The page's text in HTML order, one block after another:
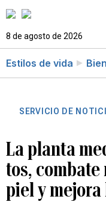
8 de agosto de 2026
Estilos de vida
SERVICIO DE
La planta
tos,
piel y